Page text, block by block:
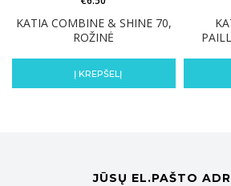
KATIA COMBINE & SHINE 70,
ROŽINĖ
Į KREPŠELĮ
JŪSŲ EL.PAŠTO